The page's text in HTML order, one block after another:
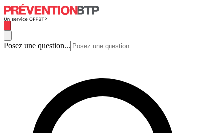
Posez une question...